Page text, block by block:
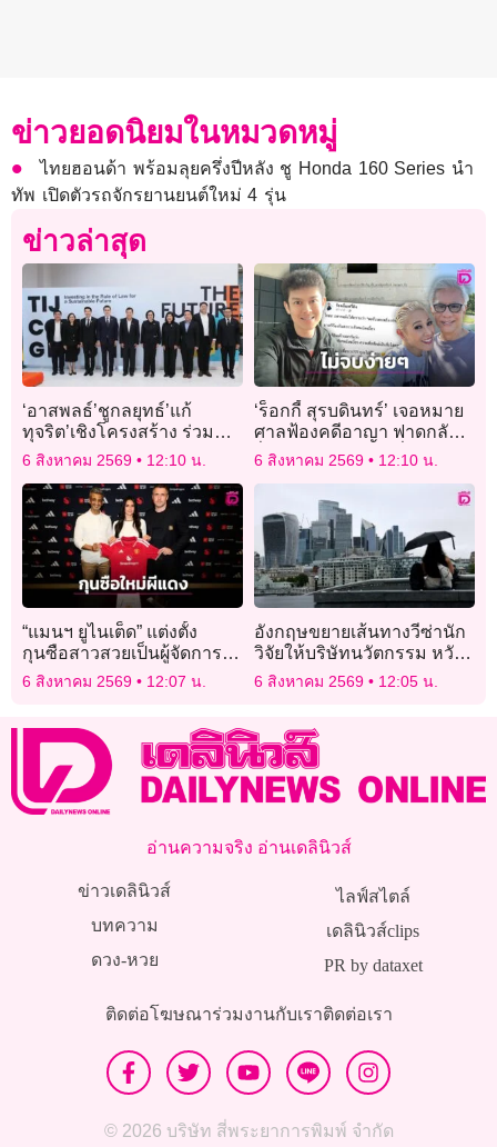
ข่าวยอดนิยมในหมวดหมู่
ไทยฮอนด้า พร้อมลุยครึ่งปีหลัง ชู Honda 160 Series นำ
ทัพ เปิดตัวรถจักรยานยนต์ใหม่ 4 รุ่น
ข่าวล่าสุด
‘อาสพลธ์’ชูกลยุทธ์’แก้
ทุจริต’เชิงโครงสร้าง ร่วม
ถอดบทเรียน’เสวนาวงปิด
มาตรฐานสากล
6 สิงหาคม 2569 12:10 น.
‘ร็อกกี้ สุรบดินทร์’ เจอหมาย
ศาลฟ้องคดีอาญา ฟาดกลับ
ฝั่ง ‘สุรชัย’ รับบทเหยื่อ!
6 สิงหาคม 2569 12:10 น.
“แมนฯ ยูไนเต็ด” แต่งตั้ง
กุนซือสาวสวยเป็นผู้จัดการ
ทีมคนใหม่
6 สิงหาคม 2569 12:07 น.
อังกฤษขยายเส้นทางวีซ่านัก
วิจัยให้บริษัทนวัตกรรม หวัง
ดึงดูดผู้มีความสามารถ
6 สิงหาคม 2569 12:05 น.
อ่านความจริง อ่านเดลินิวส์
ข่าวเดลินิวส์
บทความ
ดวง-หวย
ไลฟ์สไตล์
เดลินิวส์clips
PR by dataxet
ติดต่อโฆษณาร่วมงานกับเราติดต่อเรา
© 2026 บริษัท สี่พระยาการพิมพ์ จำกัด